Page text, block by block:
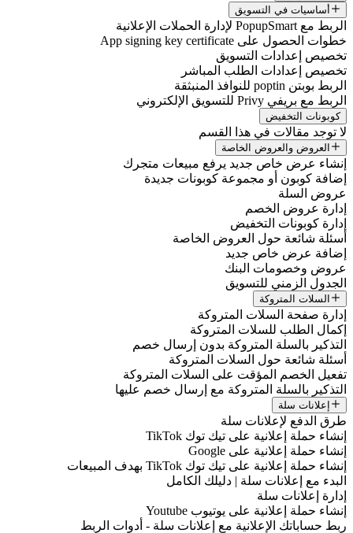
أساسيات في التسويق
الربط مع PopupSmart لإدارة الحملات الإعلانية
خطوات الحصول على App signing key certificate
تخصيص إعدادات التسويق
تخصيص إعدادات الطلب المباشر
الربط بوبتن poptin للنوافذ المنبثقة
الربط مع بريفي Privy للتسويق الإلكتروني
كوبونات التخفيض
لا توجد مقالات في هذا القسم
العروض والعروض الخاصة
إنشاء عرض خاص جديد يرفع مبيعات متجرك
إضافة كوبون أو مجموعة كوبونات جديدة
عروض السلة
إدارة عروض الخصم
إدارة كوبونات التخفيض
أسئلة شائعة حول العروض الخاصة
إضافة عرض خاص جديد
عروض وخصومات البنك
الجدول الزمني للتسويق
السلات المتروكة
إدارة صفحة السلات المتروكة
إكمال الطلب للسلات المتروكة
التذكير بالسلة المتروكة بدون إرسال خصم
أسئلة شائعة حول السلات المتروكة
تفعيل الخصم المؤقت على السلات المتروكة
التذكير بالسلة المتروكة مع إرسال خصم عليها
إعلانات سلة
طرق الدفع لإعلانات سلة
إنشاء حملة إعلانية على تيك توك TikTok
إنشاء حملة إعلانية على Google
إنشاء حملة إعلانية على تيك توك TikTok بهدف المبيعات
البدء مع إعلانات سلة | دليلك الكامل
إدارة إعلانات سلة
إنشاء حملة إعلانية على يوتيوب Youtube
ربط حساباتك الإعلانية مع إعلانات سلة - أدوات الربط